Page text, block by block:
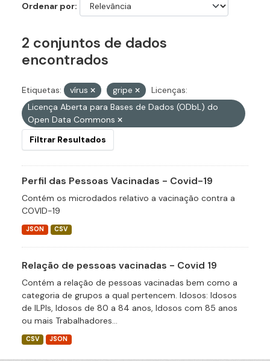
Ordenar por
2 conjuntos de dados
encontrados
Etiquetas: vírus gripe
Licenças:
Licença Aberta para Bases de Dados (ODbL) do
Open Data Commons
Filtrar Resultados
Perfil das Pessoas Vacinadas - Covid-19
Contém os microdados relativo a vacinação contra a
COVID-19
JSON CSV
Relação de pessoas vacinadas - Covid 19
Contém a relação de pessoas vacinadas bem como a
categoria de grupos a qual pertencem. Idosos: Idosos
de ILPIs, Idosos de 80 a 84 anos, Idosos com 85 anos
ou mais Trabalhadores...
CSV JSON